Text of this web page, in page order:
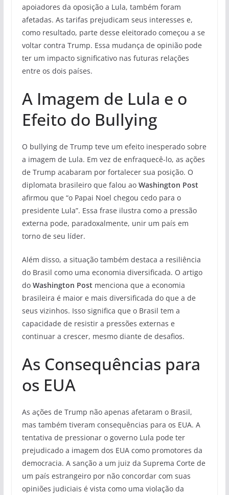
apoiadores da oposição a Lula, também foram
afetadas. As tarifas prejudicam seus interesses e,
como resultado, parte desse eleitorado começou a se
voltar contra Trump. Essa mudança de opinião pode
ter um impacto significativo nas futuras relações
entre os dois países.
A Imagem de Lula e o
Efeito do Bullying
O bullying de Trump teve um efeito inesperado sobre
a imagem de Lula. Em vez de enfraquecê-lo, as ações
de Trump acabaram por fortalecer sua posição. O
diplomata brasileiro que falou ao Washington Post
afirmou que “o Papai Noel chegou cedo para o
presidente Lula”. Essa frase ilustra como a pressão
externa pode, paradoxalmente, unir um país em
torno de seu líder.
Além disso, a situação também destaca a resiliência
do Brasil como uma economia diversificada. O artigo
do Washington Post menciona que a economia
brasileira é maior e mais diversificada do que a de
seus vizinhos. Isso significa que o Brasil tem a
capacidade de resistir a pressões externas e
continuar a crescer, mesmo diante de desafios.
As Consequências para
os EUA
As ações de Trump não apenas afetaram o Brasil,
mas também tiveram consequências para os EUA. A
tentativa de pressionar o governo Lula pode ter
prejudicado a imagem dos EUA como promotores da
democracia. A sanção a um juiz da Suprema Corte de
um país estrangeiro por não concordar com suas
opiniões judiciais é vista como uma violação da